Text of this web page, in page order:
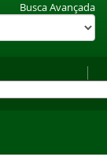
Busca Avançada